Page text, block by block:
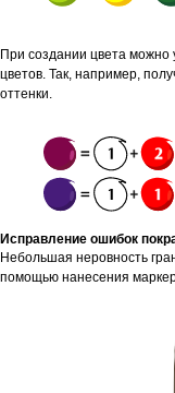
При создании цвета можно
цветов. Так, например,
оттенки.
Исправление ошибок
Небольшая неровность
помощью нанесения